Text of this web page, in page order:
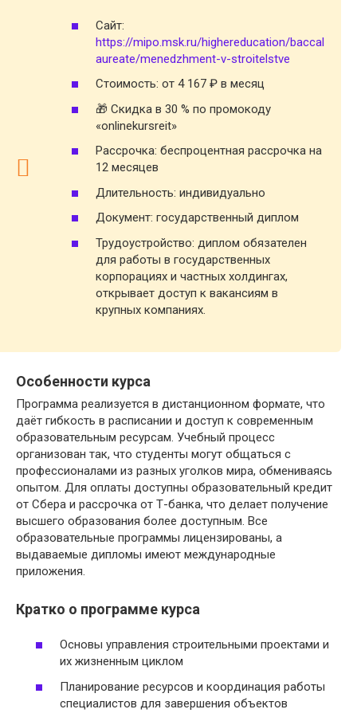
Сайт:
https://mipo.msk.ru/highereducation/baccal
aureate/menedzhment-v-stroitelstve
Стоимость: от 4 167 ₽ в месяц
🎁 Скидка в 30 % по промокоду
«onlinekursreit»
Рассрочка: беспроцентная рассрочка на
12 месяцев
Длительность: индивидуально
Документ: государственный диплом
Трудоустройство: диплом обязателен
для работы в государственных
корпорациях и частных холдингах,
открывает доступ к вакансиям в
крупных компаниях.
Особенности курса
Программа реализуется в дистанционном формате, что
даёт гибкость в расписании и доступ к современным
образовательным ресурсам. Учебный процесс
организован так, что студенты могут общаться с
профессионалами из разных уголков мира, обмениваясь
опытом. Для оплаты доступны образовательный кредит
от Сбера и рассрочка от Т-банка, что делает получение
высшего образования более доступным. Все
образовательные программы лицензированы, а
выдаваемые дипломы имеют международные
приложения.
Кратко о программе курса
Основы управления строительными проектами и
их жизненным циклом
Планирование ресурсов и координация работы
специалистов для завершения объектов